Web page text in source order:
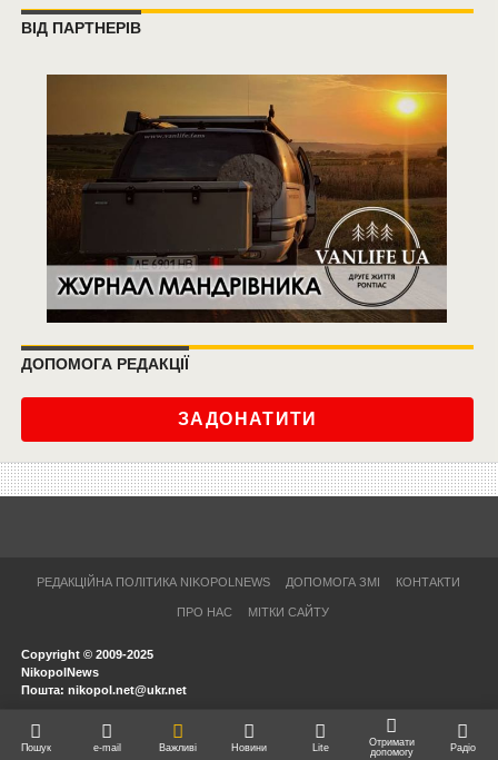
ВІД ПАРТНЕРІВ
ДОПОМОГА РЕДАКЦІЇ
ЗАДОНАТИТИ
РЕДАКЦІЙНА ПОЛІТИКА NIKOPOLNEWS ДОПОМОГА ЗМІ КОНТАКТИ
ПРО НАС МІТКИ САЙТУ
Copyright © 2009-2025
NikopolNews
Пошта: nikopol.net@ukr.net
Пошук e-mail Важливі Новини Lite
Отримати
допомогу
Радіо